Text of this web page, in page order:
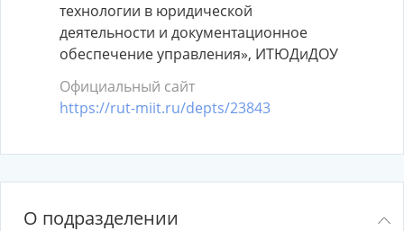
технологии в юридической
деятельности и документационное
обеспечение управления», ИТЮДиДОУ
Официальный сайт
https://rut-miit.ru/depts/23843
О подразделении